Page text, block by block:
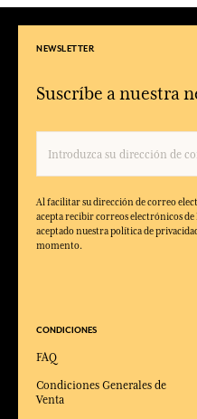
NEWSLETTER
Suscríbe a nuestra
Al facilitar su dirección de correo
acepta recibir correos electrónicos
aceptado nuestra política de
momento.
CONDICIONES
FAQ
Condiciones Generales de
Venta